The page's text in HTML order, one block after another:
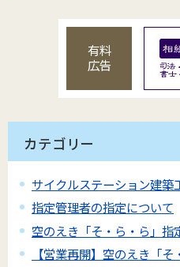
有料
広告
カテゴリー
サイクルステーション建築
指定管理者の指定について
空のえき「そ・ら・ら」指
【営業再開】空のえき「